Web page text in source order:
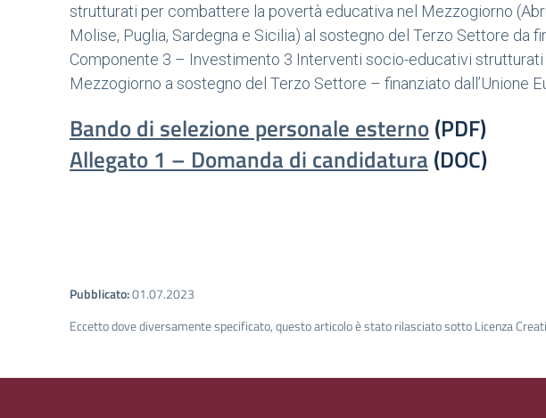
strutturati per combattere la povertà educativa nel Mezzogiorno
Molise, Puglia, Sardegna e Sicilia) al sostegno del Terzo Settore da
Componente 3 – Investimento 3 Interventi socio-educativi
Mezzogiorno a sostegno del Terzo Settore – finanziato dall’Unione
Bando di selezione personale esterno(PDF)
Allegato 1 – Domanda di candidatura (DOC)
Pubblicato:01.07.2023
Eccetto dove diversamente specificato, questo articolo è stato rilasciato sotto Licenza